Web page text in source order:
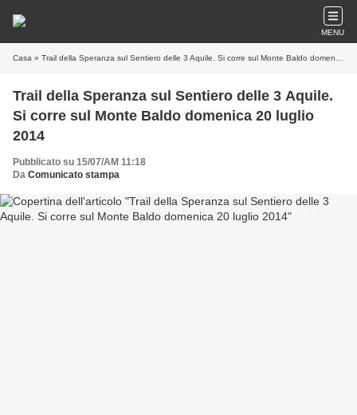
MENU
Casa » Trail della Speranza sul Sentiero delle 3 Aquile. Si corre sul Monte Baldo domenica 20 luglio 2014
Trail della Speranza sul Sentiero delle 3 Aquile.
Si corre sul Monte Baldo domenica 20 luglio
2014
Pubblicato su 15/07/AM 11:18
Da Comunicato stampa